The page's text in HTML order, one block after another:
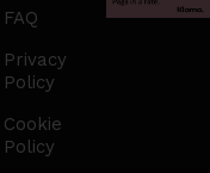
FAQ
Privacy
Policy
Cookie
Policy